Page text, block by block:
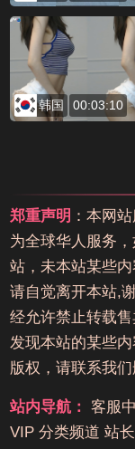
韩国 00:03:10
郑重声明 ：本网
为全球华人服务
站，未本站某些
请自觉离开本站,
经允许禁止转载
发现本站的某些
版权，请联系我们
站内导航： 客服
VIP 分类频道 站